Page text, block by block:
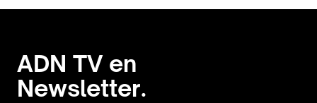
ADN TV en
Newsletter.